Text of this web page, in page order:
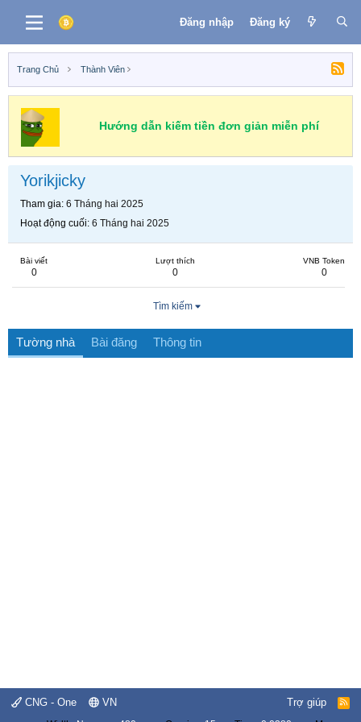
Đăng nhập Đăng ký
Trang Chủ Thành Viên
Hướng dẫn kiếm tiền đơn giản miễn phí
Yorikjicky
Tham gia 6 Tháng hai 2025
Hoạt động cuối 6 Tháng hai 2025
Bài viết
0
Lượt thích
0
VNB Token
0
Tìm kiếm
Tường nhà Bài đăng Thông tin
CNG - One VN Trợ giúp
R